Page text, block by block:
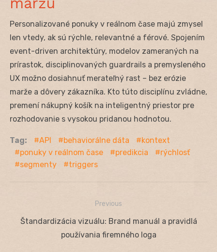
Personalizované ponuky v reálnom čase majú zmysel
len vtedy, ak sú rýchle, relevantné a férové. Spojením
event-driven architektúry, modelov zameraných na
prírastok, disciplinovaných guardrails a premysleného
UX možno dosiahnuť merateľný rast – bez erózie
marže a dôvery zákazníka. Kto túto disciplínu zvládne,
premení nákupný košík na inteligentný priestor pre
rozhodovanie s vysokou pridanou hodnotou.
Tag: API behaviorálne dáta
kontext
ponuky v reálnom čase
predikcia
rýchlosť
segmenty
triggers
Navigácia
Previous
Previous
Štandardizácia vizuálu: Brand manuál a pravidlá
používania firemného loga